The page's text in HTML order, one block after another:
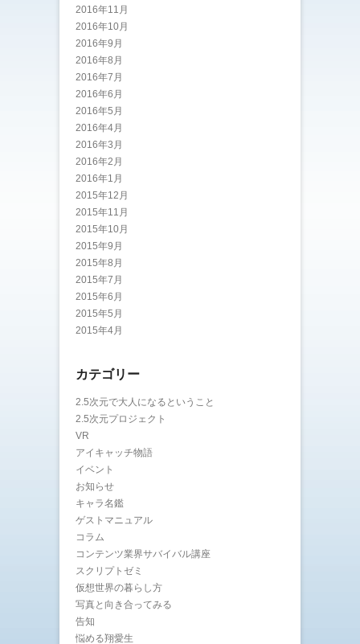
2016年11月
2016年10月
2016年9月
2016年8月
2016年7月
2016年6月
2016年5月
2016年4月
2016年3月
2016年2月
2016年1月
2015年12月
2015年11月
2015年10月
2015年9月
2015年8月
2015年7月
2015年6月
2015年5月
2015年4月
カテゴリー
2.5次元で大人になるということ
2.5次元プロジェクト
VR
アイキャッチ物語
イベント
お知らせ
キャラ名鑑
ゲストマニュアル
コラム
コンテンツ業界サバイバル講座
スクリプトゼミ
仮想世界の暮らし方
写真と向き合ってみる
告知
悩める翔愛生